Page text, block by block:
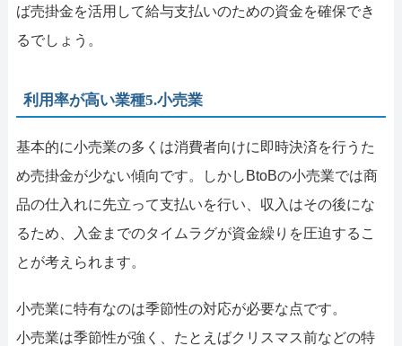
ば売掛金を活用して給与支払いのための資金を確保でき
るでしょう。
利用率が高い業種5.小売業
基本的に小売業の多くは消費者向けに即時決済を行うた
め売掛金が少ない傾向です。しかしBtoBの小売業では商
品の仕入れに先立って支払いを行い、収入はその後にな
るため、入金までのタイムラグが資金繰りを圧迫するこ
とが考えられます。
小売業に特有なのは季節性の対応が必要な点です。
小売業は季節性が強く、たとえばクリスマス前などの特